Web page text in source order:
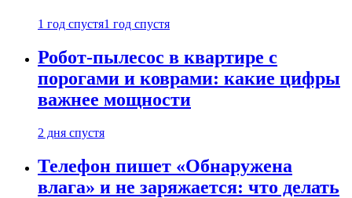
1 год спустя1 год спустя
Робот-пылесос в квартире с
порогами и коврами: какие цифры
важнее мощности
2 дня спустя
Телефон пишет «Обнаружена
влага» и не заряжается: что делать